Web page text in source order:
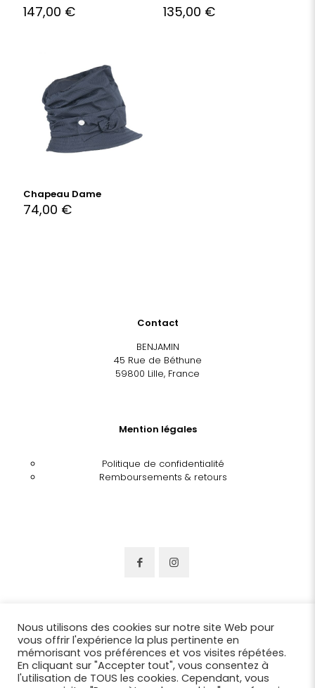
147,00 € 135,00 €
Chapeau Dame
74,00 €
Contact
BENJAMIN
45 Rue de Béthune
59800 Lille, France
Mention légales
Politique de confidentialité
Remboursements & retours
Nous utilisons des cookies sur notre site Web pour
vous offrir l'expérience la plus pertinente en
mémorisant vos préférences et vos visites répétées.
En cliquant sur "Accepter tout", vous consentez à
l'utilisation de TOUS les cookies. Cependant, vous